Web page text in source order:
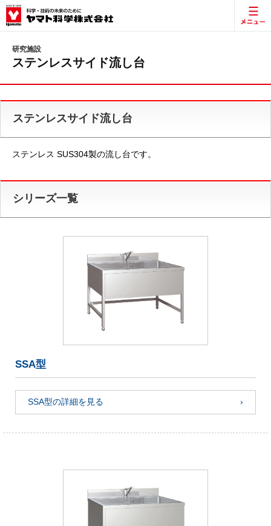
研究施設
ステンレスサイド流し台
ステンレスサイド流し台
ステンレス SUS304製の流し台です。
シリーズ一覧
SSA型
SSA型の詳細を見る